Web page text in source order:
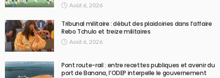
Août 6, 2026
Tribunal militaire : début des plaidoiries dans l’affaire
Rebo Tchulo et treize militaires
Août 6, 2026
Pont route-rail : entre recettes publiques et avenir du
port de Banana, l’ODEP interpelle le gouvernement